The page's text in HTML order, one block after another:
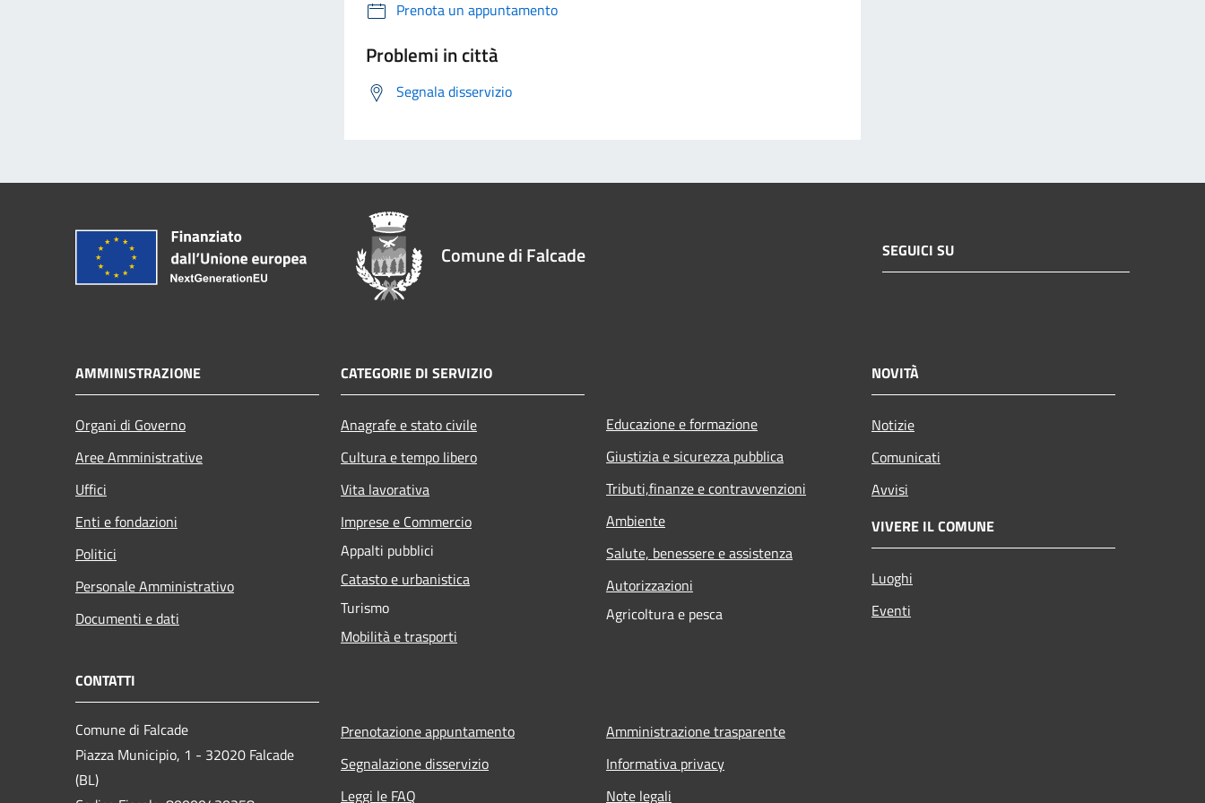
Prenota un appuntamento
Problemi in città
Segnala disservizio
Comune di Falcade SEGUICI SU
AMMINISTRAZIONE
Organi di Governo
Aree Amministrative
Uffici
Enti e fondazioni
Politici
Personale Amministrativo
Documenti e dati
CATEGORIE DI SERVIZIO
Anagrafe e stato civile
Cultura e tempo libero
Vita lavorativa
Imprese e Commercio
Appalti pubblici
Catasto e urbanistica
Turismo
Mobilità e trasporti
Educazione e formazione
Giustizia e sicurezza pubblica
Tributi,finanze e contravvenzioni
Ambiente
Salute, benessere e assistenza
Autorizzazioni
Agricoltura e pesca
NOVITÀ
Notizie
Comunicati
Avvisi
VIVERE IL COMUNE
Luoghi
Eventi
CONTATTI
Comune di Falcade
Piazza Municipio, 1 - 32020 Falcade
(BL)
Prenotazione appuntamento
Segnalazione disservizio
Leggi le FAQ
Amministrazione trasparente
Informativa privacy
Note legali